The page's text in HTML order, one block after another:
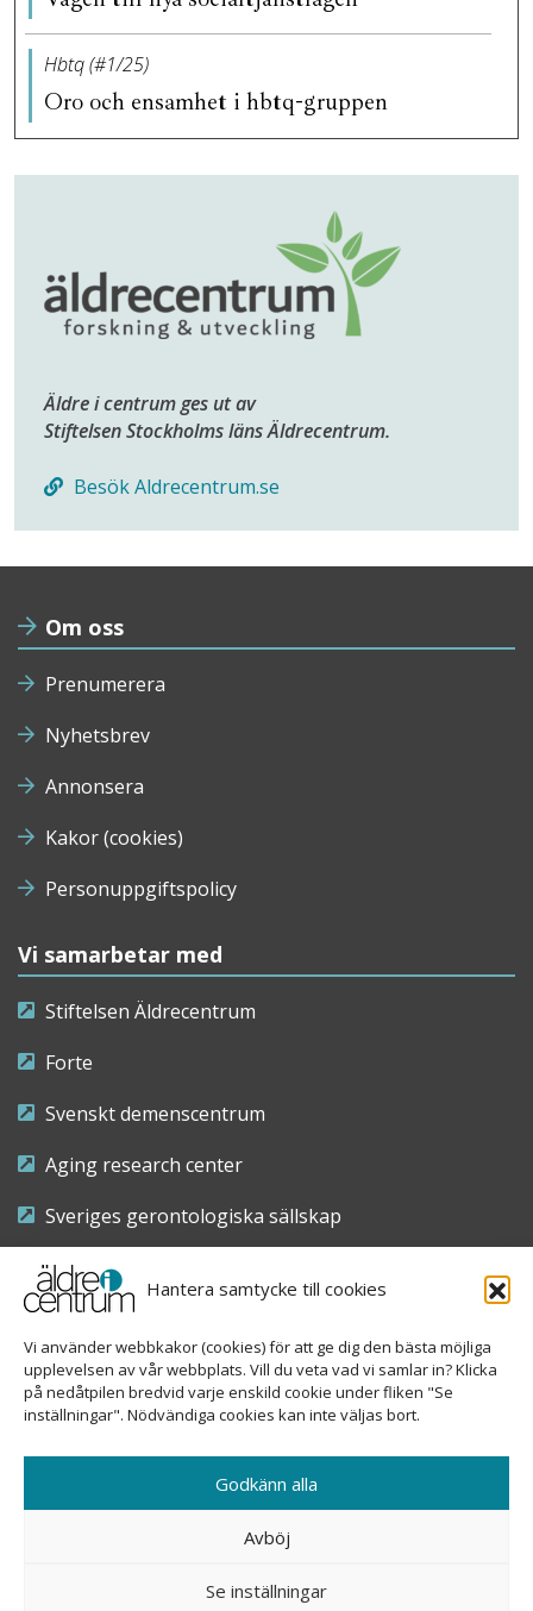
Hantera samtycke till cookies
Vi använder webbkakor (cookies) för att ge dig den bästa möjliga
upplevelsen av vår webbplats. Vill du veta vad vi samlar in? Klicka
på nedåtpilen bredvid varje enskild cookie under fliken "Se
inställningar". Nödvändiga cookies kan inte väljas bort.
Godkänn alla
Avböj
Se inställningar
Hbtq (#1/25)
Oro och ensamhet i hbtq-gruppen
Äldre i centrum ges ut av
Stiftelsen Stockholms läns Äldrecentrum.
Besök Aldrecentrum.se
Om oss
Prenumerera
Nyhetsbrev
Annonsera
Kakor (cookies)
Personuppgiftspolicy
Vi samarbetar med
Stiftelsen Äldrecentrum
Forte
Svenskt demenscentrum
Aging research center
Sveriges gerontologiska sällskap
Riksföreningen för sjuksköterskor inom äldre- och
demensvård
Nationellt kompetenscentrum anhöriga
Sveavägen 155, 113 46 Stockholm
08-690 58 84
info@aldreicentrum.se